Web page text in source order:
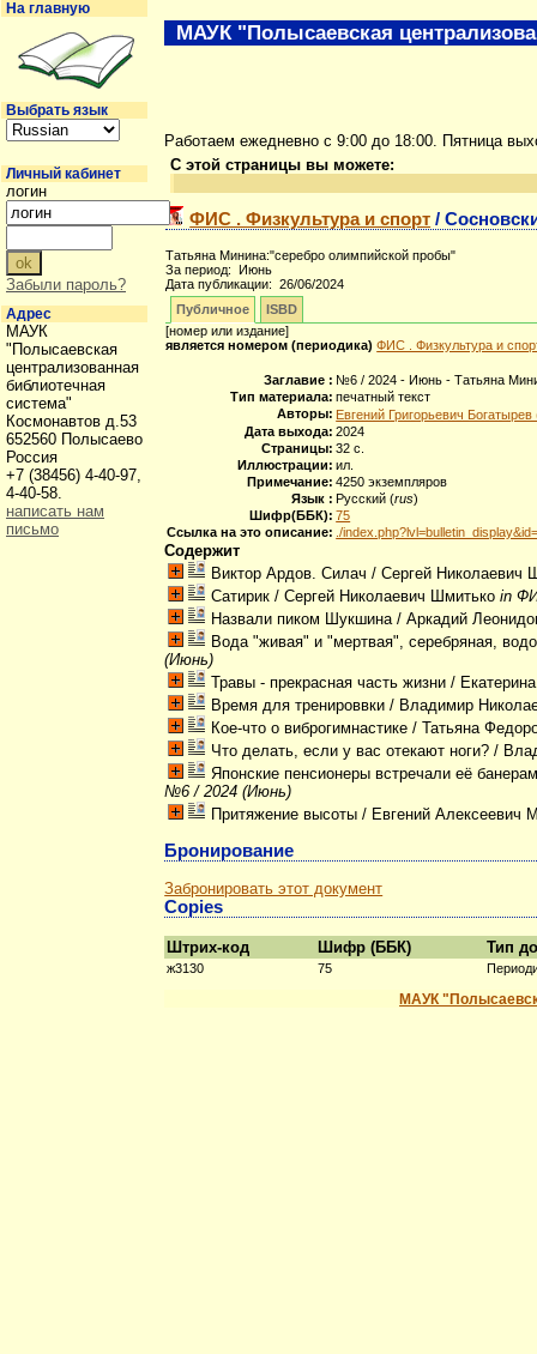
Работаем ежедневно с 9:00 до 18:00. Пятница
С этой страницы вы можете:
ФИС . Физкультура и спорт /
Татьяна Минина:"серебро олимпийской пробы"
За период: Июнь
Дата публикации: 26/06/2024
Публичное
ISBD
[номер или издание]
является номером (периодика) ФИС . Физкультура и
Заглавие : №6 / 2024 - Июнь - Татьяна
Тип материала: печатный текст
Авторы: Евгений Григорьевич
Дата выхода: 2024
Страницы: 32 с.
Иллюстрации: ил.
Примечание: 4250 экземпляров
Язык : Русский (rus)
Шифр(ББК): 75
Ссылка на это описание: ./
Содержит
Виктор Ардов. Силач / Сергей Николаевич
Сатирик / Сергей Николаевич Шмитькоin
Назвали пиком Шукшина/ Аркадий
Вода "живая" и "мертвая", серебряная,
(Июнь)
Травы - прекрасная часть жизни /
Время для тренироввки / Владимир
Кое-что о виброгимнастике / Татьяна
Что делать, если у вас отекают ноги? /
Японские пенсионеры встречали её
№6 / 2024 (Июнь)
Притяжение высоты / Евгений Алексеевич
Бронирование
Забронировать этот документ
Copies
Штрих-код Шифр (ББК) Тип
ж3130 75
МАУК
МАУК "Полысаевская
На главную
Выбрать язык
Личный кабинет
логин
Забыли пароль?
Адрес
МАУК
"Полысаевская
централизованная
библиотечная
система"
Космонавтов д.53
652560 Полысаево
Россия
+7 (38456) 4-40-97,
4-40-58.
написать нам
письмо